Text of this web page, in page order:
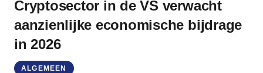
Cryptosector in de VS verwacht
aanzienlijke economische bijdrage
in 2026
ALGEMEEN